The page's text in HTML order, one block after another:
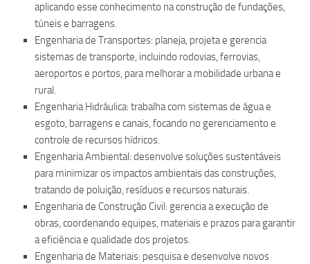
aplicando esse conhecimento na construção de fundações,
túneis e barragens.
Engenharia de Transportes: planeja, projeta e gerencia
sistemas de transporte, incluindo rodovias, ferrovias,
aeroportos e portos, para melhorar a mobilidade urbana e
rural.
Engenharia Hidráulica: trabalha com sistemas de água e
esgoto, barragens e canais, focando no gerenciamento e
controle de recursos hídricos.
Engenharia Ambiental: desenvolve soluções sustentáveis
para minimizar os impactos ambientais das construções,
tratando de poluição, resíduos e recursos naturais.
Engenharia de Construção Civil: gerencia a execução de
obras, coordenando equipes, materiais e prazos para garantir
a eficiência e qualidade dos projetos.
Engenharia de Materiais: pesquisa e desenvolve novos